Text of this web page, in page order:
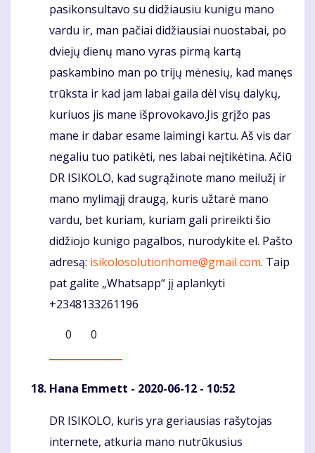
pasikonsultavo su didžiausiu kunigu mano
vardu ir, man pačiai didžiausiai nuostabai, po
dviejų dienų mano vyras pirmą kartą
paskambino man po trijų mėnesių, kad manęs
trūksta ir kad jam labai gaila dėl visų dalykų,
kuriuos jis mane išprovokavo.Jis grįžo pas
mane ir dabar esame laimingi kartu. Aš vis dar
negaliu tuo patikėti, nes labai neįtikėtina. Ačiū
DR ISIKOLO, kad sugrąžinote mano meilužį ir
mano mylimąjį draugą, kuris užtarė mano
vardu, bet kuriam, kuriam gali prireikti šio
didžiojo kunigo pagalbos, nurodykite el. Pašto
adresą: isikolosolutionhome@gmail.com. Taip
pat galite „Whatsapp“ jį aplankyti
+2348133261196
0
0
Hana Emmett - 2020-06-12 - 10:52
Komentaras
DR ISIKOLO, kuris yra geriausias rašytojas
internete, atkuria mano nutrūkusius